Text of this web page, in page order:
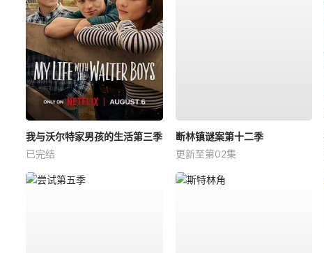
我与沃尔特家男孩的生活第三季
已完结
断林镇谜案第十二季
更新至第02集